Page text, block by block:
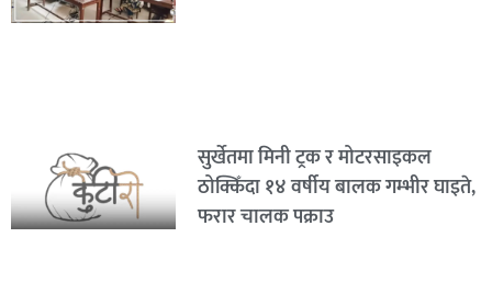
सुर्खेतमा मिनी ट्रक र मोटरसाइकल
ठोक्किँदा १४ वर्षीय बालक गम्भीर घाइते,
फरार चालक पक्राउ